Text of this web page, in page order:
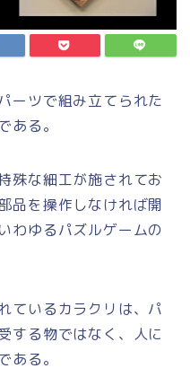
ーツで組み立てられた
ある。
殊な細工が施されてお
品を操作しなければ開
わゆるパズルゲームの
ているカラクリは、パ
する物ではなく、人に
ある。